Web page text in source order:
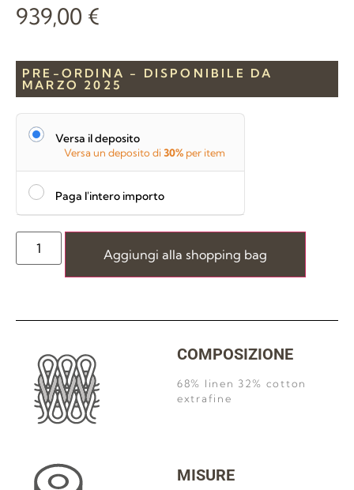
939,00 €
PRE-ORDINA - DISPONIBILE DA
MARZO 2025
Versa il deposito
Versa un deposito di 30% per item
Paga l'intero importo
Aggiungi alla shopping bag
COMPOSIZIONE
68% linen 32% cotton
extrafine
MISURE